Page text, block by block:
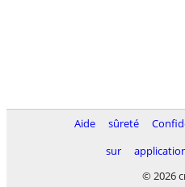
Aide sûreté
sur
© 2026